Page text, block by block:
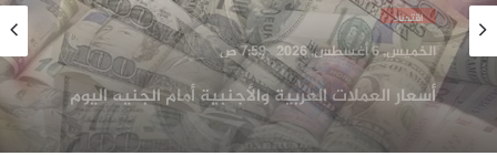
سلايد
الخميس, 6 أغسطس, 2026 , 7:57 ص
أسعار الدولار في مصر اليوم الخميس